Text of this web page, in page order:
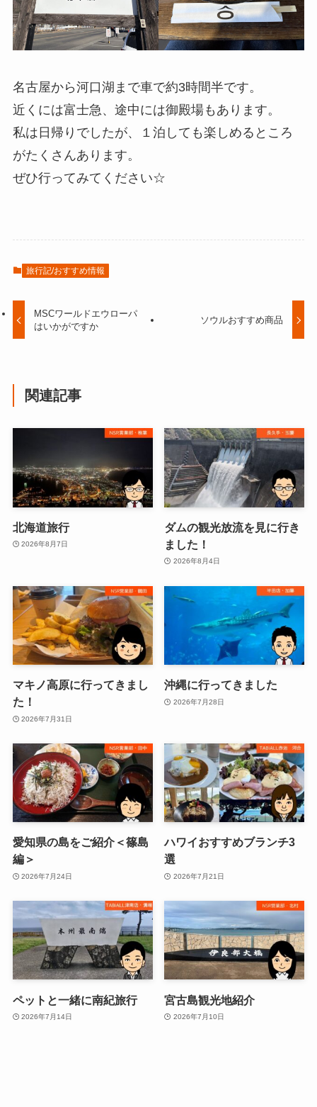
名古屋から河口湖まで車で約3時間半です。
近くには富士急、途中には御殿場もあります。
私は日帰りでしたが、１泊しても楽しめるところ
がたくさんあります。
ぜひ行ってみてください☆
旅行記/おすすめ情報
MSCワールドエウローパ
はいかがですか
ソウルおすすめ商品
関連記事
北海道旅行
2026年8月7日
ダムの観光放流を見に行き
ました！
2026年8月4日
マキノ高原に行ってきまし
た！
2026年7月31日
沖縄に行ってきました
2026年7月28日
愛知県の島をご紹介＜篠島
編＞
2026年7月24日
ハワイおすすめブランチ3
選
2026年7月21日
ペットと一緒に南紀旅行
2026年7月14日
宮古島観光地紹介
2026年7月10日